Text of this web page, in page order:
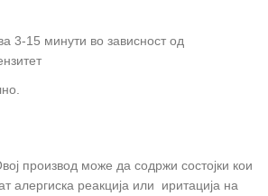
3-15 минути во зависност од
производ може да содржи состојки кои
алергиска реакција или иритација на